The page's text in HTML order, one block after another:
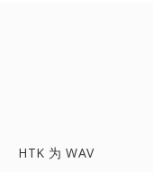
HTK 为 WAV